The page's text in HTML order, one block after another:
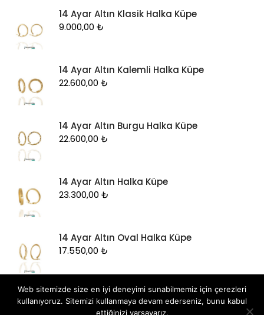
14 Ayar Altın Klasik Halka Küpe
9.000,00 ₺
14 Ayar Altın Kalemli Halka Küpe
22.600,00 ₺
14 Ayar Altın Burgu Halka Küpe
22.600,00 ₺
14 Ayar Altın Halka Küpe
23.300,00 ₺
14 Ayar Altın Oval Halka Küpe
17.550,00 ₺
Web sitemizde size en iyi deneyimi sunabilmemiz için çerezleri
kullanıyoruz. Sitemizi kullanmaya devam ederseniz, bunu kabul
ettiğinizi varsayarız.